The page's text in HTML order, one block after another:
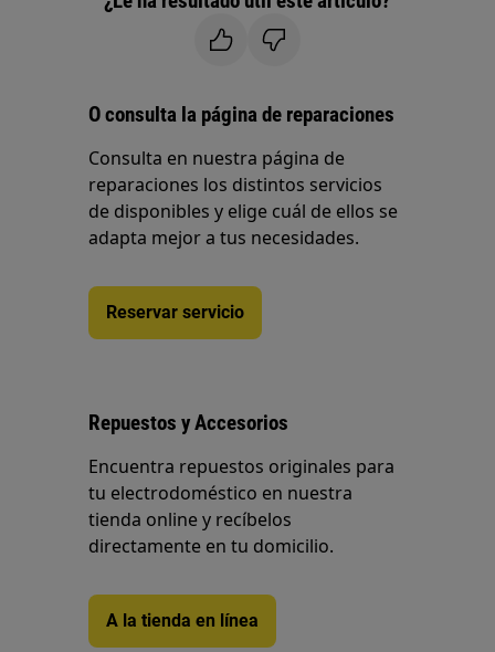
O consulta la página de reparaciones
Consulta en nuestra página de
reparaciones los distintos servicios
de disponibles y elige cuál de ellos se
adapta mejor a tus necesidades.
Reservar servicio
Repuestos y Accesorios
Encuentra repuestos originales para
tu electrodoméstico en nuestra
tienda online y recíbelos
directamente en tu domicilio.
A la tienda en línea